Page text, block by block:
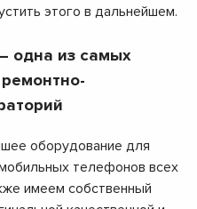
этого в дальнейшем.
одна из самых
оборудование для
телефонов всех
имеем собственный